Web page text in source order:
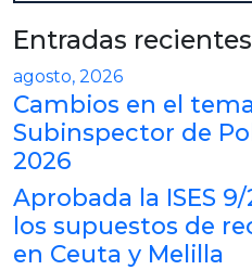
Entradas recientes
agosto, 2026
Cambios en el
Subinspector de
2026
Aprobada la ISES
los supuestos de
en Ceuta y Melilla